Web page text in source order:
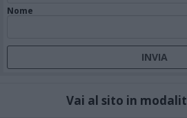
Nome
Vai al sito in